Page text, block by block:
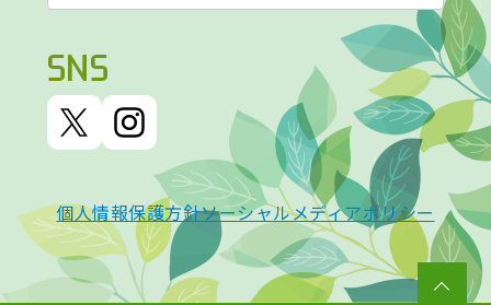
SNS
個人情報保護方針ソーシャルメディアポリシー